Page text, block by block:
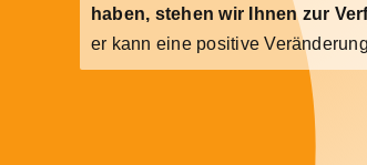
haben, stehen wir Ihnen zur
er kann eine positive